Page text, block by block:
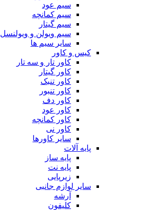
سیم عود
سیم کمانچه
سیم گیتار
سیم ویولن و ویولنسل
سایر سیم ها
کیس و کاور
کاور تار و سه تار
کاور گیتار
کاور تنبک
کاور تنبور
کاور دف
کاور عود
کاور کمانچه
کاور نی
سایر کاورها
پایه آلات
پایه ساز
پایه نت
زیرپایی
سایر لوازم جانبی
آرشه
کلیفون